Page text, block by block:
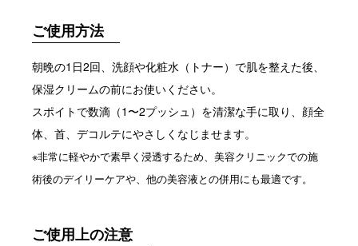
ご使用方法
朝晩の1日2回、洗顔や化粧水（トナー）で肌を整えた後、
保湿クリームの前にお使いください。
スポイトで数滴（1〜2プッシュ）を清潔な手に取り、顔全
体、首、デコルテにやさしくなじませます。
※非常に軽やかで素早く浸透するため、美容クリニックでの施
術後のデイリーケアや、他の美容液との併用にも最適です。
ご使用上の注意